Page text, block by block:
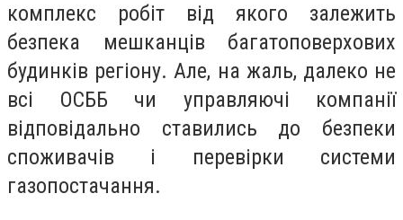
комплекс робіт від якого залежить
безпека мешканців багатоповерхових
будинків регіону. Але, на жаль, далеко не
всі ОСББ чи управляючі компанії
відповідально ставились до безпеки
споживачів і перевірки системи
газопостачання.